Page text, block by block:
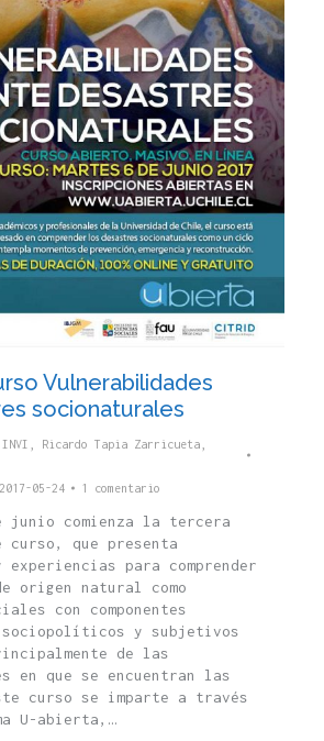
Vulnerabilidades
socionaturales
INVI Ricardo Tapia Zarricueta
2017-05-24 1 comentario
junio comienza la tercera
curso, que presenta
experiencias para comprender
origen natural como
con componentes
y subjetivos
de las
en que se encuentran las
curso se imparte a través
U-abierta,…